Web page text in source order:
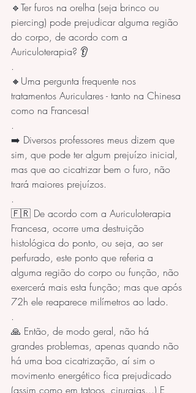
🔹Ter furos na orelha (seja brinco ou
piercing) pode prejudicar alguma região
do corpo, de acordo com a
Auriculoterapia? 👂
.
🔸Uma pergunta frequente nos
tratamentos Auriculares - tanto na Chinesa
como na Francesa!
.
➡️ Diversos professores meus dizem que
sim, que pode ter algum prejuízo inicial,
mas que ao cicatrizar bem o furo, não
trará maiores prejuízos.
.
🇫🇷 De acordo com a Auriculoterapia
Francesa, ocorre uma destruição
histológica do ponto, ou seja, ao ser
perfurado, este ponto que referia a
alguma região do corpo ou função, não
exercerá mais esta função; mas que após
72h ele reaparece milímetros ao lado.
.
🙏 Então, de modo geral, não há
grandes problemas, apenas quando não
há uma boa cicatrização, aí sim o
movimento energético fica prejudicado
(assim como em tatoos, cirurgias...) E